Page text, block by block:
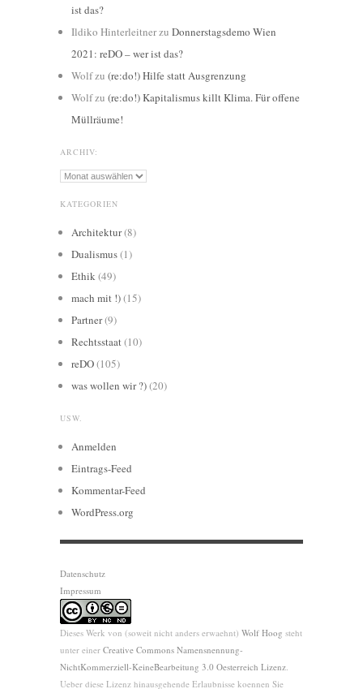
ist das?
Ildiko Hinterleitnerzu Donnerstagsdemo Wien
2021: reDO – wer ist das?
Wolfzu (re:do!) Hilfe statt Ausgrenzung
Wolfzu (re:do!) Kapitalismus killt Klima. Für offene
Müllräume!
ARCHIV:
Archiv:
KATEGORIEN
Architektur(8)
Dualismus(1)
Ethik(49)
mach mit !)(15)
Partner(9)
Rechtsstaat(10)
reDO(105)
was wollen wir ?)(20)
USW.
Anmelden
Eintrags-Feed
Kommentar-Feed
WordPress.org
Datenschutz
Impressum
Dieses Werk von (soweit nicht anders erwaehnt) Wolf Hoog steht
unter einer Creative Commons Namensnennung-
NichtKommerziell-KeineBearbeitung 3.0 Oesterreich Lizenz.
Ueber diese Lizenz hinausgehende Erlaubnisse koennen Sie